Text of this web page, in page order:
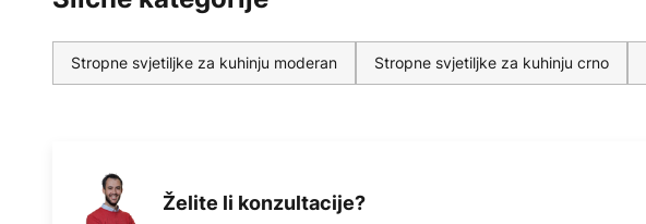
Stropne svjetiljke za kuhinju moderan Stropne svjetiljke za kuhinju crno
Želite li konzultacije?